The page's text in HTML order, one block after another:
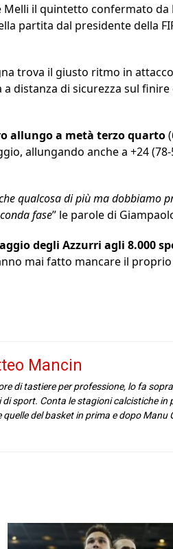
il quintetto confermato da
partita dal presidente della
trova il giusto ritmo in
distanza di sicurezza sul
allungo a metà terzo quarto
allungando anche a +24
qualcosa di più ma dobbiamo
fase” le parole di
degli Azzurri agli 8.000
mai fatto mancare il
Mancin
di tastiere per professione, lo fa
di sport. Conta le stagioni calcistiche in
quelle del basket in prima e dopo Manu